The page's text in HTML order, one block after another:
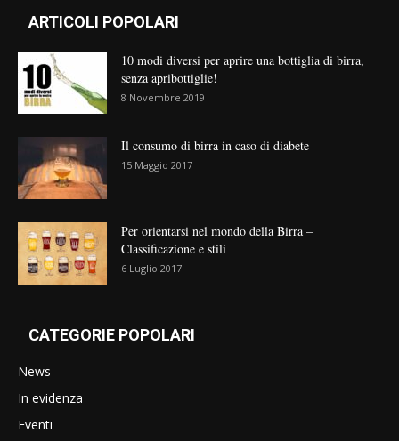
ARTICOLI POPOLARI
10 modi diversi per aprire una bottiglia di birra,
senza apribottiglie!
8 Novembre 2019
Il consumo di birra in caso di diabete
15 Maggio 2017
Per orientarsi nel mondo della Birra –
Classificazione e stili
6 Luglio 2017
CATEGORIE POPOLARI
News
In evidenza
Eventi